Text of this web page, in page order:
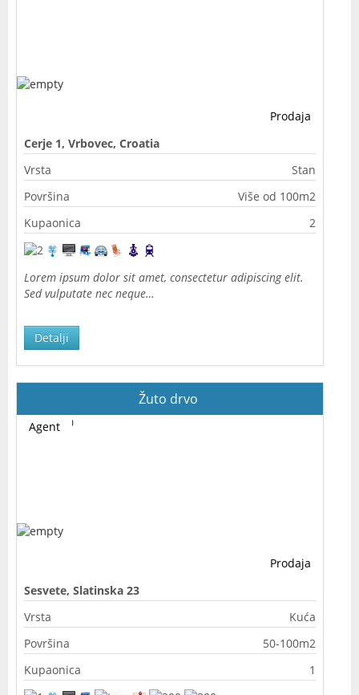
Prodaja
Cerje 1, Vrbovec, Croatia
Vrsta
Stan
Površina
Više od 100m2
Kupaonica
2
Lorem ipsum dolor sit amet, consectetur adipiscing elit.
Sed vulputate nec neque…
Detalji
Žuto drvo
Prodaja
Agent
Sesvete, Slatinska 23
Vrsta
Kuća
Površina
50-100m2
Kupaonica
1